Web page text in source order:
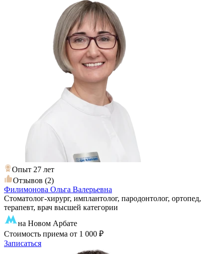
Опыт 27 лет
Отзывов (2)
Филимонова Ольга Валерьевна
Стоматолог-хирург, имплантолог, пародонтолог, ортопед,
терапевт, врач высшей категории
на Новом Арбате
Стоимость приема от 1 000 ₽
Записаться